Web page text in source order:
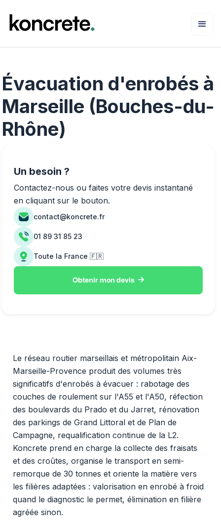
Évacuation d'enrobés à
Marseille (Bouches-du-
Rhône)
Le réseau routier marseillais et métropolitain Aix-
Marseille-Provence produit des volumes très
significatifs d'enrobés à évacuer : rabotage des
couches de roulement sur l'A55 et l'A50, réfection
des boulevards du Prado et du Jarret, rénovation
des parkings de Grand Littoral et de Plan de
Campagne, requalification continue de la L2.
Koncrete prend en charge la collecte des fraisats
et des croûtes, organise le transport en semi-
remorque de 30 tonnes et oriente la matière vers
les filières adaptées : valorisation en enrobé à froid
quand le diagnostic le permet, élimination en filière
agréée sinon.
Un besoin ?
Contactez-nous ou faites votre devis instantané
en cliquant sur le bouton.
contact@koncrete.fr
01 89 31 85 23
Toute la France 🇫🇷
Obtenir mon devis 